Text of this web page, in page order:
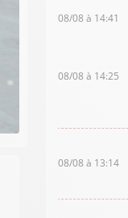
08/08 à 14:41
08/08 à 14:25
08/08 à 13:14